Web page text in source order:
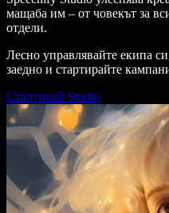
мащаба им – от човекът за
отдели.
Лесно управлявайте екипа
заедно и стартирайте
Стартирай Studio